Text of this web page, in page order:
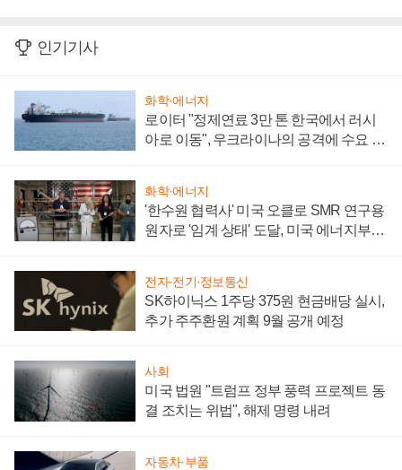
인기기사
화학·에너지
로이터 "정제연료 3만 톤 한국에서 러시
아로 이동", 우크라이나의 공격에 수요 늘
화학·에너지
'한수원 협력사' 미국 오클로 SMR 연구용
원자로 '임계 상태' 도달, 미국 에너지부
전자·전기·정보통신
SK하이닉스 1주당 375원 현금배당 실시,
추가 주주환원 계획 9월 공개 예정
사회
미국 법원 "트럼프 정부 풍력 프로젝트 동
결 조치는 위법", 해제 명령 내려
자동차·부품